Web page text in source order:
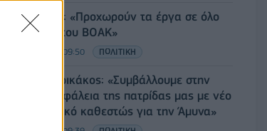
Χρ. Δήμας: «Προχωρούν τα έργα σε όλο
το μήκος του ΒΟΑΚ»
07/08/2026 - 09:50 ΠΟΛΙΤΙΚΗ
Τ. Θεοδωρικάκος: «Συμβάλλουμε στην
εθνική ασφάλεια της πατρίδας μας με νέο
αναπτυξιακό καθεστώς για την Άμυνα»